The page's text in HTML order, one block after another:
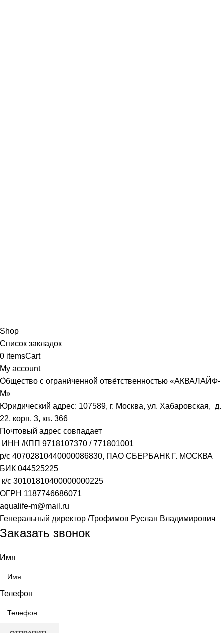
Shop
Список закладок
0 itemsCart
My account
О́бщество с ограни́ченной отве́тственностью «АКВАЛАЙФ-
М»
Юридический адрес: 107589, г. Москва, ул. Хабаровская, д.
22, корп. 3, кв. 366
Почтовый адрес совпадает
ИНН /КПП 9718107370 /771801001
р/с 40702810440000086830, ПАО СБЕРБАНК Г. МОСКВА
БИК 044525225
к/с 30101810400000000225
ОГРН 1187746686071
aqualife-m@mail.ru
Генеральный директор /Трофимов Руслан Владимирович
Заказать звонок
Имя
Телефон